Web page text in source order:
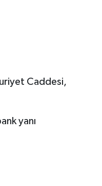
Caddesi,
yanı